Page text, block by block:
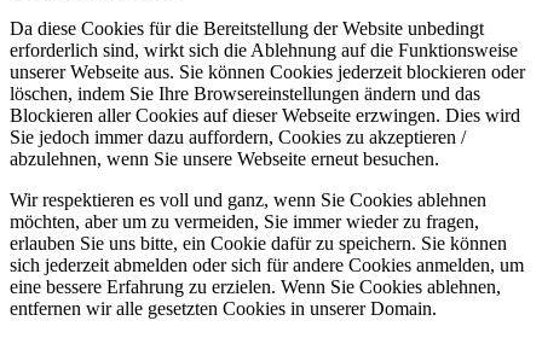
Da diese Cookies für die Bereitstellung der Website unbedingt
erforderlich sind, wirkt sich die Ablehnung auf die Funktionsweise
unserer Webseite aus. Sie können Cookies jederzeit blockieren oder
löschen, indem Sie Ihre Browsereinstellungen ändern und das
Blockieren aller Cookies auf dieser Webseite erzwingen. Dies wird
Sie jedoch immer dazu auffordern, Cookies zu akzeptieren /
abzulehnen, wenn Sie unsere Webseite erneut besuchen.
Wir respektieren es voll und ganz, wenn Sie Cookies ablehnen
möchten, aber um zu vermeiden, Sie immer wieder zu fragen,
erlauben Sie uns bitte, ein Cookie dafür zu speichern. Sie können
sich jederzeit abmelden oder sich für andere Cookies anmelden, um
eine bessere Erfahrung zu erzielen. Wenn Sie Cookies ablehnen,
entfernen wir alle gesetzten Cookies in unserer Domain.